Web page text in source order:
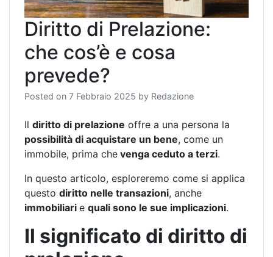
Diritto di Prelazione:
che cos’è e cosa
prevede?
Posted on 7 Febbraio 2025 by Redazione
Il diritto di prelazione offre a una persona la
possibilità di acquistare un bene, come un
immobile, prima che venga ceduto a terzi.
In questo articolo, esploreremo come si applica
questo diritto nelle transazioni, anche
immobiliari e quali sono le sue implicazioni.
Il significato di diritto di